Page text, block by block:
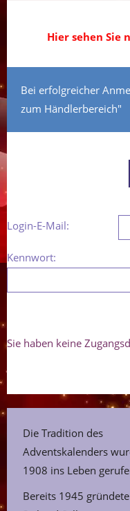
Hier sehen Sie
Bei erfolgreicher
zum Händlerbereich"
Login-E-Mail:
Kennwort:
Sie haben keine
Die Tradition des
Adventskalenders
1908 ins Leben
Bereits 1945 gründete